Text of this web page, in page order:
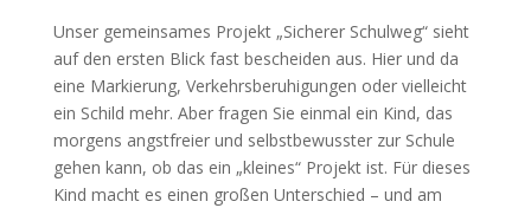
Unser gemeinsames Projekt „Sicherer Schulweg“ sieht
auf den ersten Blick fast bescheiden aus. Hier und da
eine Markierung, Verkehrsberuhigungen oder vielleicht
ein Schild mehr. Aber fragen Sie einmal ein Kind, das
morgens angstfreier und selbstbewusster zur Schule
gehen kann, ob das ein „kleines“ Projekt ist. Für dieses
Kind macht es einen großen Unterschied – und am